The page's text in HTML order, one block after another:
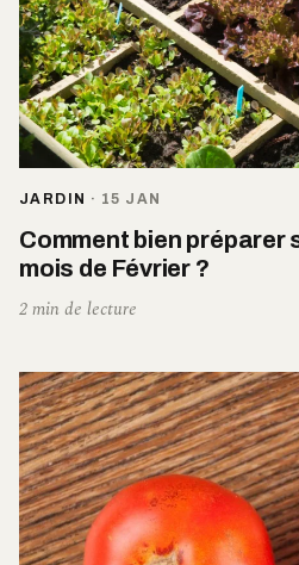
JARDIN · 15 JAN
Comment bien préparer
mois de Février ?
2 min de lecture